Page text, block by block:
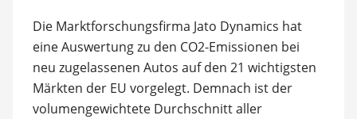
Die Marktforschungsfirma Jato Dynamics hat
eine Auswertung zu den CO2-Emissionen bei
neu zugelassenen Autos auf den 21 wichtigsten
Märkten der EU vorgelegt. Demnach ist der
volumengewichtete Durchschnitt aller